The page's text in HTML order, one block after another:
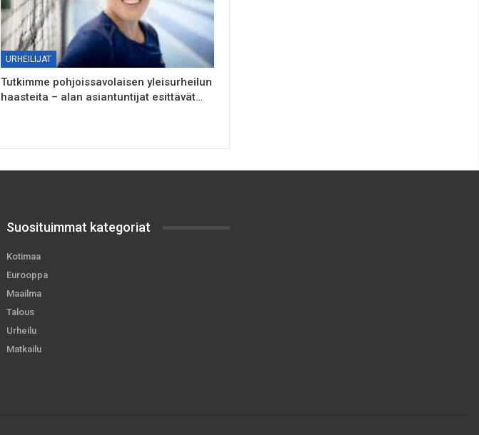
URHEILIJAT
Tutkimme pohjoissavolaisen yleisurheilun
haasteita – alan asiantuntijat esittävät…
Suosituimmat kategoriat
Kotimaa
Eurooppa
Maailma
Talous
Urheilu
Matkailu